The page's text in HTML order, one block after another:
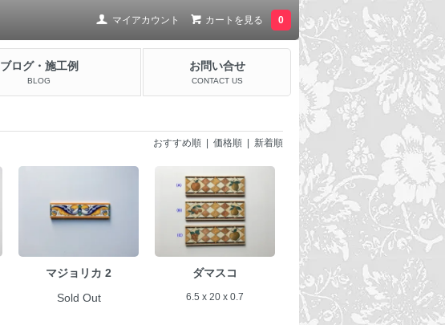
マイアカウント カートを見る 0
ブログ・施工例
BLOG
お問い合せ
CONTACT US
おすすめ順 |価格順 | 新着順
マジョリカ 2
Sold Out
ダマスコ
6.5 x 20 x 0.7